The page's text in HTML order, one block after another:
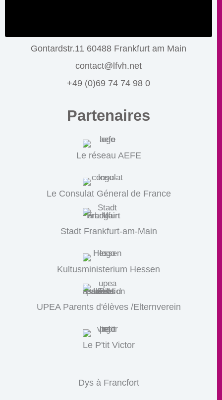
Gontardstr.11 60488 Frankfurt am Main
contact@lfvh.net
+49 (0)69 74 74 98 0
Partenaires
Le réseau AEFE
Le Consulat Géneral de France
Stadt Frankfurt-am-Main
Kultusministerium Hessen
UPEA Parents d'élèves /Elternverein
Le P'tit Victor
Dys à Francfort